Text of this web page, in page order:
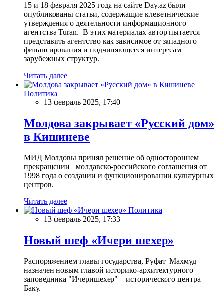
15 и 18 февраля 2025 года на сайте Day.az были
опубликованы статьи, содержащие клеветнические
утверждения о деятельности информационного
агентства Turan. В этих материалах автор пытается
представить агентство как зависимое от западного
финансирования и подчиняющееся интересам
зарубежных структур.
Читать далее
Политика
13 февраль 2025, 17:40
Молдова закрывает «Русский дом»
в Кишиневе
МИД Молдовы принял решение об одностороннем
прекращении молдавско-российского соглашения от
1998 года о создании и функционировании культурных
центров.
Читать далее
Политика
13 февраль 2025, 17:33
Новый шеф «Ичери шехер»
Распоряжением главы государства, Руфат Махмуд
назначен новым главой историко-архитектурного
заповедника "Ичеришехер" – исторического центра
Баку.